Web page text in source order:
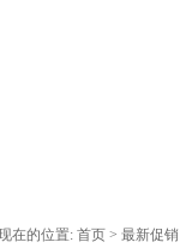
在的位置: 首页 > 最新促销